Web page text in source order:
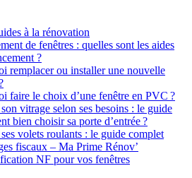
à la rénovation
de fenêtres : quelles sont les aides
?
remplacer ou installer une nouvelle
faire le choix d’une fenêtre en PVC ?
vitrage selon ses besoins : le guide
bien choisir sa porte d’entrée ?
volets roulants : le guide complet
fiscaux – Ma Prime Rénov’
NF pour vos fenêtres